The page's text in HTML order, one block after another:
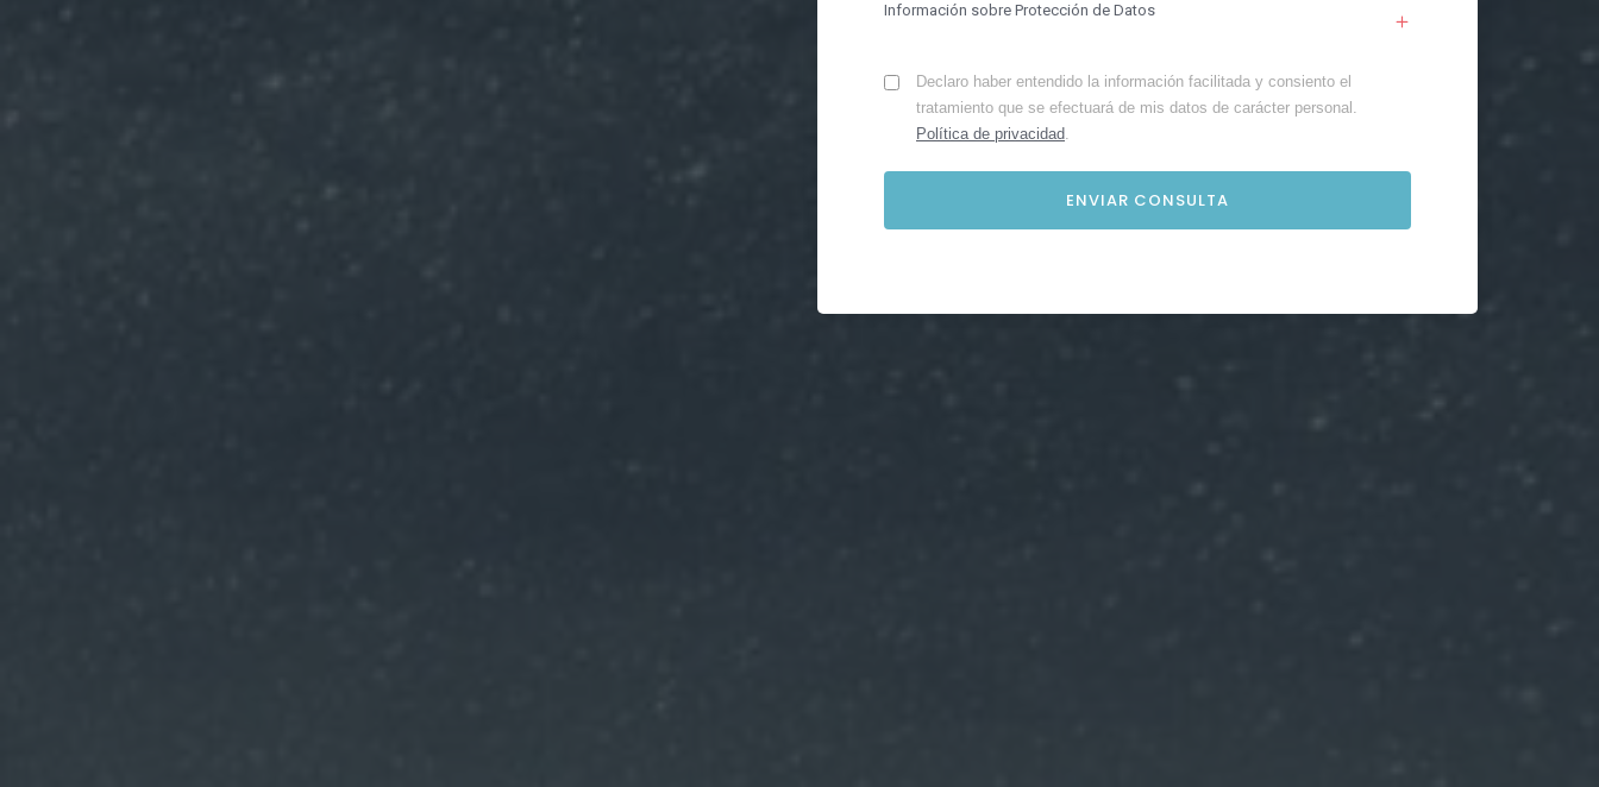
Información sobre Protección de Datos
Declaro haber entendido la información facilitada y consiento el
tratamiento que se efectuará de mis datos de carácter personal.
Política de privacidad.